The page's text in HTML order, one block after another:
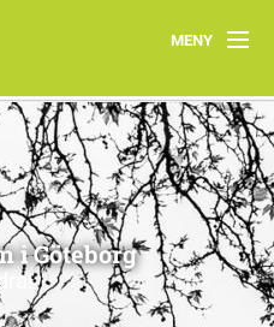
MENY
Hem
Vad vi gör
Vad du kan göra
Våra ståndpunkter
i Göteborg